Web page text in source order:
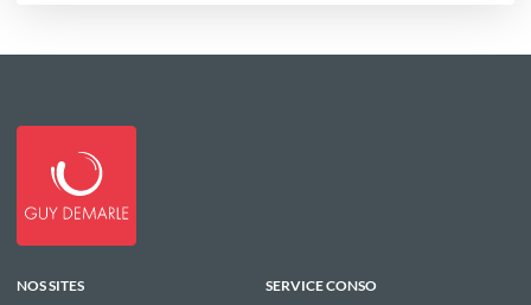
NOS SITES
SERVICE CONSO